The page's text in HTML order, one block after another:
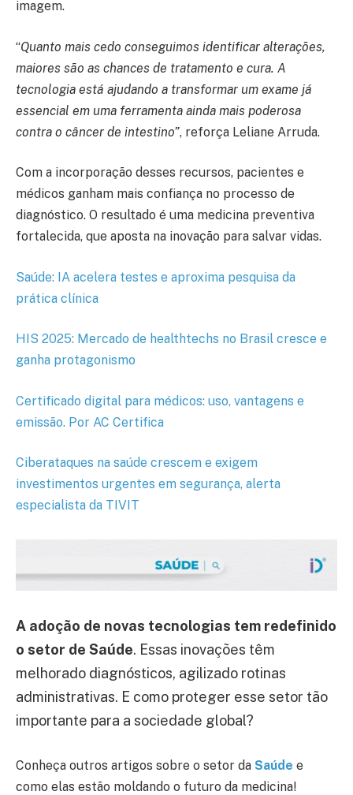
imagem.
“Quanto mais cedo conseguimos identificar alterações,
maiores são as chances de tratamento e cura. A
tecnologia está ajudando a transformar um exame já
essencial em uma ferramenta ainda mais poderosa
contra o câncer de intestino”, reforça Leliane Arruda.
Com a incorporação desses recursos, pacientes e
médicos ganham mais confiança no processo de
diagnóstico. O resultado é uma medicina preventiva
fortalecida, que aposta na inovação para salvar vidas.
Saúde: IA acelera testes e aproxima pesquisa da
prática clínica
HIS 2025: Mercado de healthtechs no Brasil cresce e
ganha protagonismo
Certificado digital para médicos: uso, vantagens e
emissão. Por AC Certifica
Ciberataques na saúde crescem e exigem
investimentos urgentes em segurança, alerta
especialista da TIVIT
A adoção de novas tecnologias tem redefinido
o setor de Saúde. Essas inovações têm
melhorado diagnósticos, agilizado rotinas
administrativas. E como proteger esse setor tão
importante para a sociedade global?
Conheça outros artigos sobre o setor da Saúde e
como elas estão moldando o futuro da medicina!